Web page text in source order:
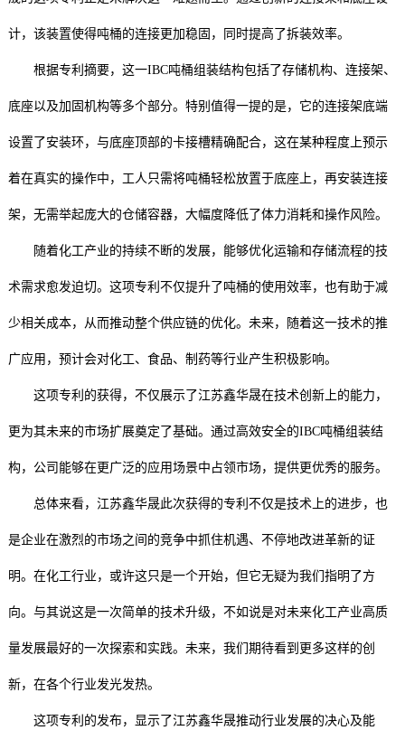
计，该装置使得吨桶的连接更加稳固，同时提高了拆装效率。
根据专利摘要，这一IBC吨桶组装结构包括了存储机构、连接架、
底座以及加固机构等多个部分。特别值得一提的是，它的连接架底端
设置了安装环，与底座顶部的卡接槽精确配合，这在某种程度上预示
着在真实的操作中，工人只需将吨桶轻松放置于底座上，再安装连接
架，无需举起庞大的仓储容器，大幅度降低了体力消耗和操作风险。
随着化工产业的持续不断的发展，能够优化运输和存储流程的技
术需求愈发迫切。这项专利不仅提升了吨桶的使用效率，也有助于减
少相关成本，从而推动整个供应链的优化。未来，随着这一技术的推
广应用，预计会对化工、食品、制药等行业产生积极影响。
这项专利的获得，不仅展示了江苏鑫华晟在技术创新上的能力，
更为其未来的市场扩展奠定了基础。通过高效安全的IBC吨桶组装结
构，公司能够在更广泛的应用场景中占领市场，提供更优秀的服务。
总体来看，江苏鑫华晟此次获得的专利不仅是技术上的进步，也
是企业在激烈的市场之间的竞争中抓住机遇、不停地改进革新的证
明。在化工行业，或许这只是一个开始，但它无疑为我们指明了方
向。与其说这是一次简单的技术升级，不如说是对未来化工产业高质
量发展最好的一次探索和实践。未来，我们期待看到更多这样的创
新，在各个行业发光发热。
这项专利的发布，显示了江苏鑫华晟推动行业发展的决心及能